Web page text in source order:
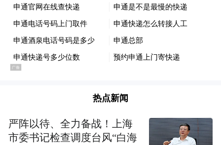
要节点；横跨亚欧大陆的伊斯坦布尔，是古
丝绸之路西端关键枢纽。两座千年古都虽相
隔万里，却共享丝路文明交融基因。本次“江
海互通·丝路同行”——南京·伊斯坦布尔城市
文明对话，旨在以丝路为纽带，搭建双城对
联合国教科文组织欧洲地区科学与文化区域
局（威尼斯办事处）文化部门负责人弗雷德
热点新闻
严阵以待、全力备战！上海
市委书记检查调度台风“白海